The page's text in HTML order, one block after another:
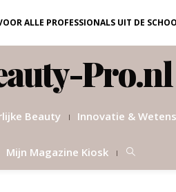
ALLE PROFESSIONALS UIT DE
Pro.nl
Beauty Innovatie &
Mijn Magazine Kiosk